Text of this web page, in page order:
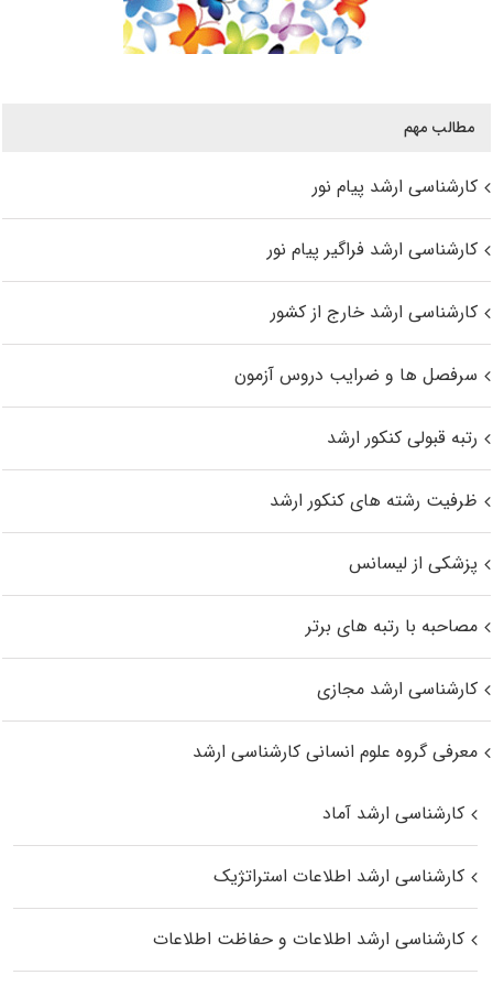
مطالب مهم
کارشناسی ارشد پیام نور
کارشناسی ارشد فراگیر پیام نور
کارشناسی ارشد خارج از کشور
سرفصل ها و ضرایب دروس آزمون
رتبه قبولی کنکور ارشد
ظرفیت رشته های کنکور ارشد
پزشکی از لیسانس
مصاحبه با رتبه های برتر
کارشناسی ارشد مجازی
معرفی گروه علوم انسانی کارشناسی ارشد
کارشناسی ارشد آماد
کارشناسی ارشد اطلاعات استراتژیک
کارشناسی ارشد اطلاعات و حفاظت اطلاعات